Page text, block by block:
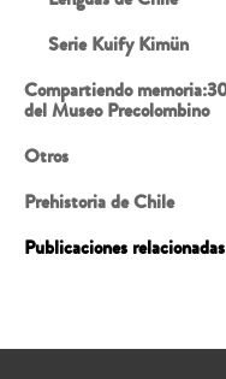
Serie Kuify Kimün
Compartiendo
del Museo Precolombino
Otros
Prehistoria de Chile
Publicaciones relacionadas